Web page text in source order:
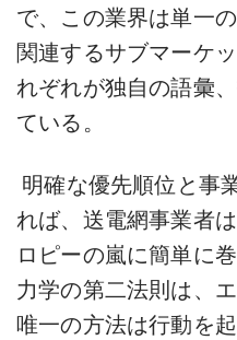
で、この業界は単一
関連するサブマーケ
れぞれが独自の語彙
ている。
明確な優先順位と事
れば、送電網事業者
ロピーの嵐に簡単に
力学の第二法則は、
唯一の方法は行動を